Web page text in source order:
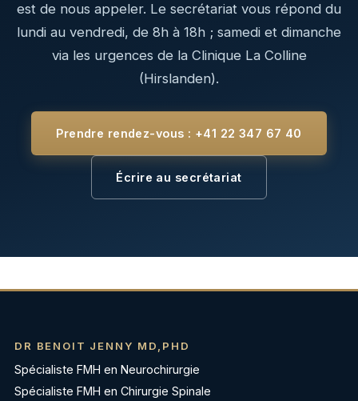
est de nous appeler. Le secrétariat vous répond du
lundi au vendredi, de 8h à 18h ; samedi et dimanche
via les urgences de la Clinique La Colline
(Hirslanden).
Prendre rendez-vous : +41 22 347 67 40
Écrire au secrétariat
DR BENOIT JENNY MD,PHD
Spécialiste FMH en Neurochirurgie
Spécialiste FMH en Chirurgie Spinale